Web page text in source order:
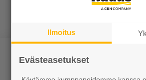
Ilmoitus
Evästeasetukset